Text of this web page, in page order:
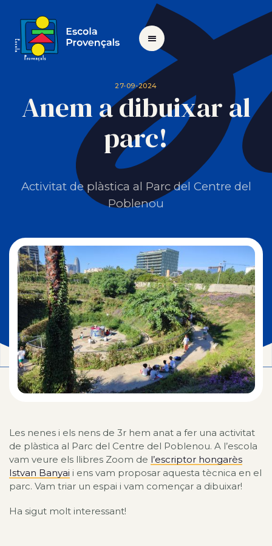
27-09-2024
Anem a dibuixar al
parc!
Activitat de plàstica al Parc del Centre del
Poblenou
Les nenes i els nens de 3r hem anat a fer una activitat
de plàstica al Parc del Centre del Poblenou. A l’escola
vam veure els llibres Zoom de l’escriptor hongarès
Istvan Banyai i ens vam proposar aquesta tècnica en el
parc. Vam triar un espai i vam començar a dibuixar!
Ha sigut molt interessant!